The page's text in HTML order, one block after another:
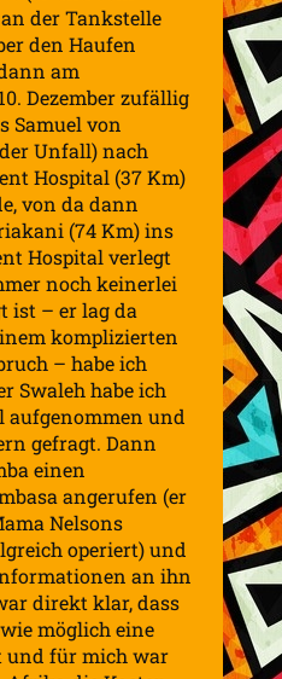
der Tankstelle
den Haufen
am
Dezember zufällig
Samuel von
Unfall) nach
Hospital (37 Km)
von da dann
(74 Km) ins
Hospital verlegt
noch keinerlei
ist – er lag da
komplizierten
– habe ich
Swaleh habe ich
aufgenommen und
gefragt. Dann
einen
angerufen (er
Nelsons
operiert) und
an ihn
direkt klar, dass
möglich eine
und für mich war